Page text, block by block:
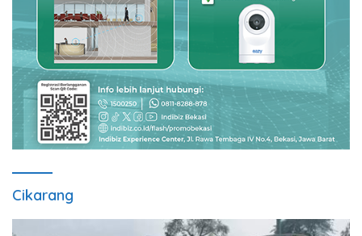
Cikarang